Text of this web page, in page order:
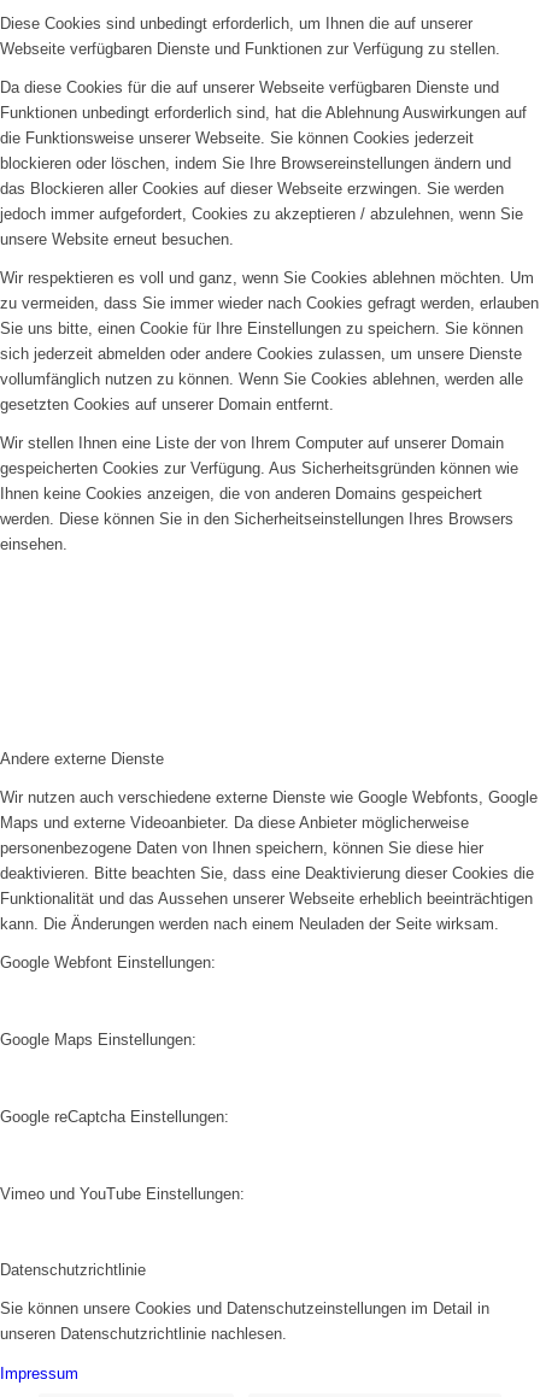
Diese Cookies sind unbedingt erforderlich, um Ihnen die auf unserer
Webseite verfügbaren Dienste und Funktionen zur Verfügung zu stellen.
Da diese Cookies für die auf unserer Webseite verfügbaren Dienste und
Funktionen unbedingt erforderlich sind, hat die Ablehnung Auswirkungen auf
die Funktionsweise unserer Webseite. Sie können Cookies jederzeit
blockieren oder löschen, indem Sie Ihre Browsereinstellungen ändern und
das Blockieren aller Cookies auf dieser Webseite erzwingen. Sie werden
jedoch immer aufgefordert, Cookies zu akzeptieren / abzulehnen, wenn Sie
unsere Website erneut besuchen.
Wir respektieren es voll und ganz, wenn Sie Cookies ablehnen möchten. Um
zu vermeiden, dass Sie immer wieder nach Cookies gefragt werden, erlauben
Sie uns bitte, einen Cookie für Ihre Einstellungen zu speichern. Sie können
sich jederzeit abmelden oder andere Cookies zulassen, um unsere Dienste
vollumfänglich nutzen zu können. Wenn Sie Cookies ablehnen, werden alle
gesetzten Cookies auf unserer Domain entfernt.
Wir stellen Ihnen eine Liste der von Ihrem Computer auf unserer Domain
gespeicherten Cookies zur Verfügung. Aus Sicherheitsgründen können wie
Ihnen keine Cookies anzeigen, die von anderen Domains gespeichert
werden. Diese können Sie in den Sicherheitseinstellungen Ihres Browsers
einsehen.
Andere externe Dienste
Wir nutzen auch verschiedene externe Dienste wie Google Webfonts, Google
Maps und externe Videoanbieter. Da diese Anbieter möglicherweise
personenbezogene Daten von Ihnen speichern, können Sie diese hier
deaktivieren. Bitte beachten Sie, dass eine Deaktivierung dieser Cookies die
Funktionalität und das Aussehen unserer Webseite erheblich beeinträchtigen
kann. Die Änderungen werden nach einem Neuladen der Seite wirksam.
Google Webfont Einstellungen:
Google Maps Einstellungen:
Google reCaptcha Einstellungen:
Vimeo und YouTube Einstellungen:
Datenschutzrichtlinie
Sie können unsere Cookies und Datenschutzeinstellungen im Detail in
unseren Datenschutzrichtlinie nachlesen.
Impressum